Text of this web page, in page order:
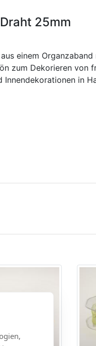
25mm
einem
zum Dekorieren von
in